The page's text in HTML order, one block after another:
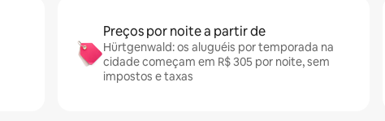
Preços por noite a partir de
Hürtgenwald: os aluguéis por temporada na
cidade começam em R$ 305 por noite, sem
impostos e taxas